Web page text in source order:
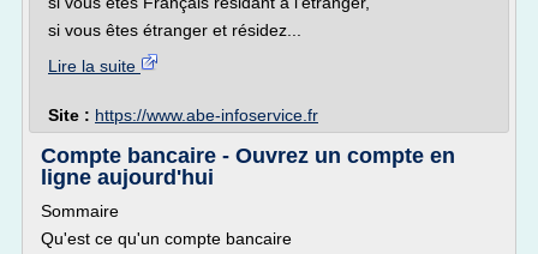
si vous êtes étranger et résidez...
Lire la suite
Site : https://www.abe-infoservice.fr
Compte bancaire - Ouvrez un compte en
ligne aujourd'hui
Sommaire
Qu'est ce qu'un compte bancaire